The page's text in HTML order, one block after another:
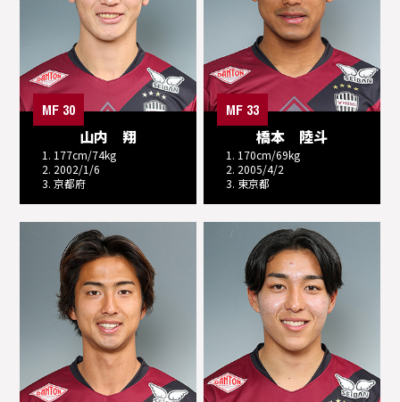
MF 30
山内 翔
1. 177cm/74kg
2. 2002/1/6
3. 京都府
MF 33
橋本 陸斗
1. 170cm/69kg
2. 2005/4/2
3. 東京都